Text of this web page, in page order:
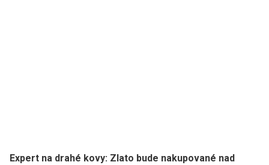
Expert na drahé kovy: Zlato bude nakupované nad